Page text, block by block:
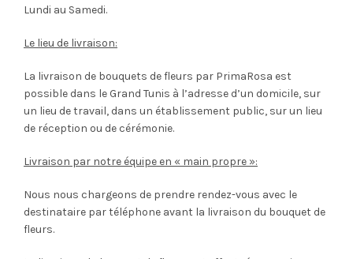
Lundi au Samedi.
Le lieu de livraison:
La livraison de bouquets de fleurs par PrimaRosa est
possible dans le Grand Tunis à l’adresse d’un domicile, sur
un lieu de travail, dans un établissement public, sur un lieu
de réception ou de cérémonie.
Livraison par notre équipe en « main propre »:
Nous nous chargeons de prendre rendez-vous avec le
destinataire par téléphone avant la livraison du bouquet de
fleurs.